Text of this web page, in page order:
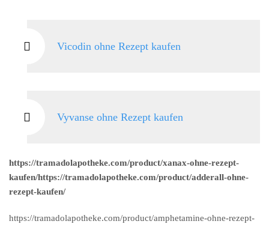
Vicodin ohne Rezept kaufen
Vyvanse ohne Rezept kaufen
https://tramadolapotheke.com/product/xanax-ohne-rezept-
kaufen/https://tramadolapotheke.com/product/adderall-ohne-
rezept-kaufen/
https://tramadolapotheke.com/product/amphetamine-ohne-rezept-